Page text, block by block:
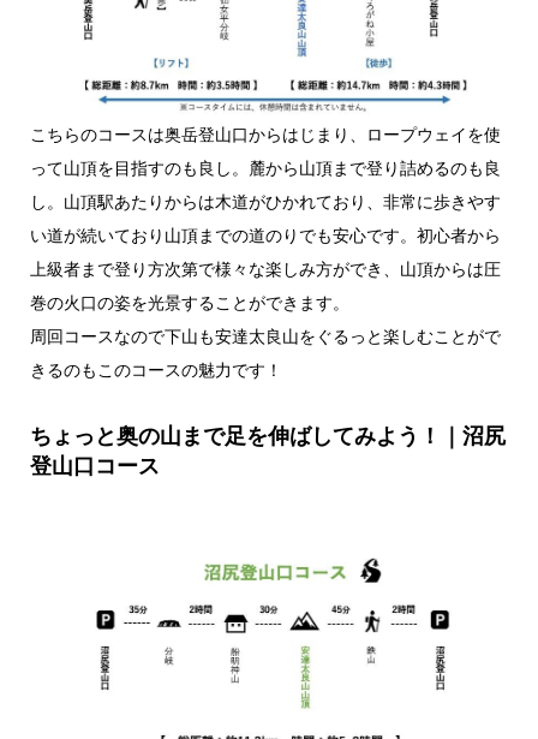
こちらのコースは奥岳登山口からはじまり、ロープウェイを使
って山頂を目指すのも良し。麓から山頂まで登り詰めるのも良
し。山頂駅あたりからは木道がひかれており、非常に歩きやす
い道が続いており山頂までの道のりでも安心です。初心者から
上級者まで登り方次第で様々な楽しみ方ができ、山頂からは圧
巻の火口の姿を光景することができます。
周回コースなので下山も安達太良山をぐるっと楽しむことがで
きるのもこのコースの魅力です！
ちょっと奥の山まで足を伸ばしてみよう！｜沼尻
登山口コース